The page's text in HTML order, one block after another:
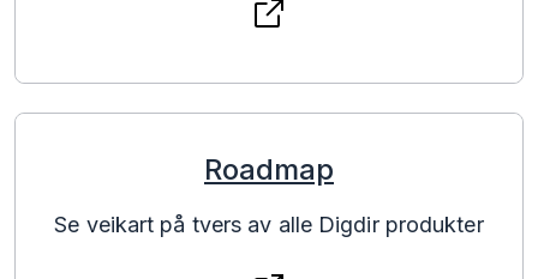
Roadmap
Se veikart på tvers av alle Digdir produkter